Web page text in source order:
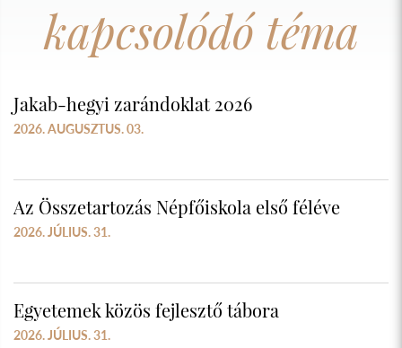
kapcsolódó téma
Jakab-hegyi zarándoklat 2026
2026. AUGUSZTUS. 03.
Az Összetartozás Népfőiskola első féléve
2026. JÚLIUS. 31.
Egyetemek közös fejlesztő tábora
2026. JÚLIUS. 31.